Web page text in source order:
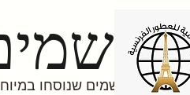
בשמים שנוסחו